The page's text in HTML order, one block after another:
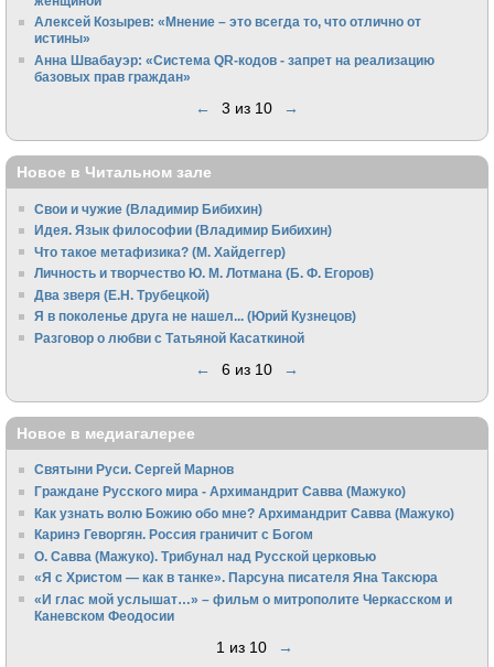
Алексей Козырев: «Мнение – это всегда то, что отлично от
истины»
Анна Швабауэр: «Система QR-кодов - запрет на реализацию
базовых прав граждан»
← 3 из 10 →
Новое в Читальном зале
Свои и чужие (Владимир Бибихин)
Идея. Язык философии (Владимир Бибихин)
Что такое метафизика? (М. Хайдеггер)
Личность и творчество Ю. М. Лотмана (Б. Ф. Егоров)
Два зверя (Е.Н. Трубецкой)
Я в поколенье друга не нашел... (Юрий Кузнецов)
Разговор о любви с Татьяной Касаткиной
← 6 из 10 →
Новое в медиагалерее
Святыни Руси. Сергей Марнов
Граждане Русского мира - Архимандрит Савва (Мажуко)
Как узнать волю Божию обо мне? Архимандрит Савва (Мажуко)
Каринэ Геворгян. Россия граничит с Богом
О. Савва (Мажуко). Трибунал над Русской церковью
«Я с Христом — как в танке». Парсуна писателя Яна Таксюра
«И глас мой услышат…» – фильм о митрополите Черкасском и
Каневском Феодосии
1 из 10 →